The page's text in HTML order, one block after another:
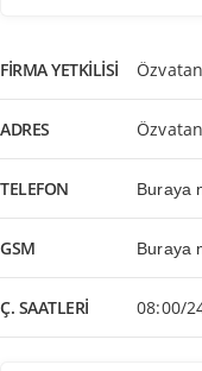
FIRMA YETKILISI
ADRES Özvatan
TELEFON Buraya
GSM Buraya
Ç. SAATLERI 08:00/